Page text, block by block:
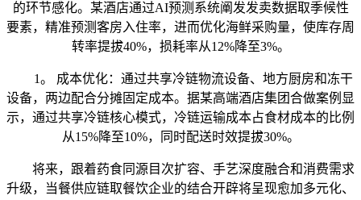
的环节感化。某酒店通过AI预测系统阐发发卖数据取季候性
要素，精准预测客房入住率，进而优化海鲜采购量，使库存周
转率提拔40%，损耗率从12%降至3%。
1。 成本优化：通过共享冷链物流设备、地方厨房和冻干
设备，两边配合分摊固定成本。据某高端酒店集团合做案例显
示，通过共享冷链核心模式，冷链运输成本占食材成本的比例
从15%降至10%，同时配送时效提拔30%。
将来，跟着药食同源目次扩容、手艺深度融合和消费需求
升级，当餐供应链取餐饮企业的结合开辟将呈现愈加多元化、